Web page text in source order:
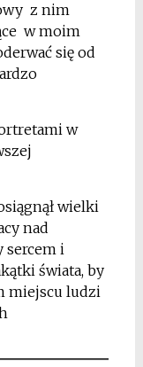
z nim
w moim
się od
w
wielki
nad
sercem i
świata, by
miejscu ludzi